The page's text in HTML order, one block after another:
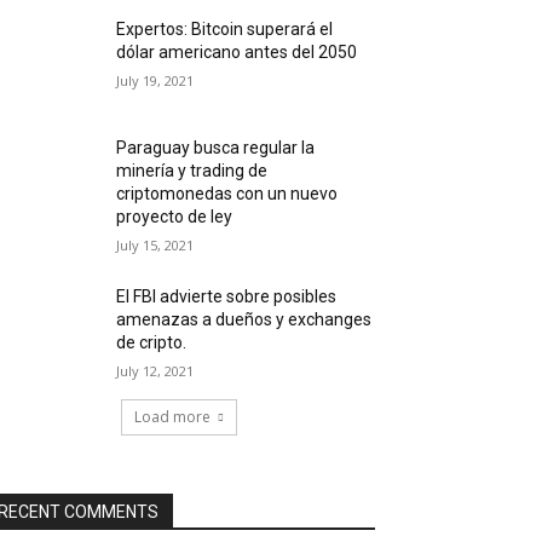
Expertos: Bitcoin superará el
dólar americano antes del 2050
July 19, 2021
Paraguay busca regular la
minería y trading de
criptomonedas con un nuevo
proyecto de ley
July 15, 2021
El FBI advierte sobre posibles
amenazas a dueños y exchanges
de cripto.
July 12, 2021
Load more
RECENT COMMENTS